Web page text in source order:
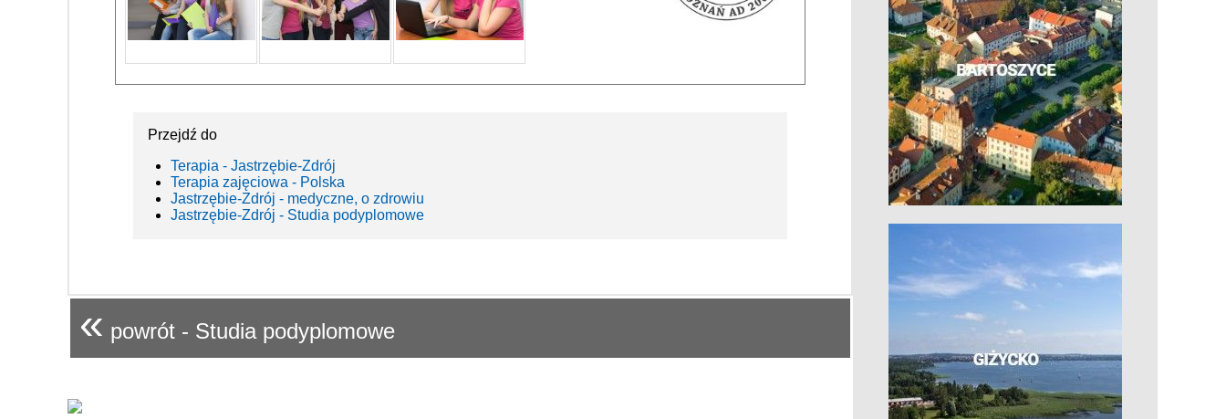
Przejdź do
Terapia - Jastrzębie-Zdrój
Terapia zajęciowa - Polska
Jastrzębie-Zdrój - medyczne, o zdrowiu
Jastrzębie-Zdrój - Studia podyplomowe
« powrót - Studia podyplomowe